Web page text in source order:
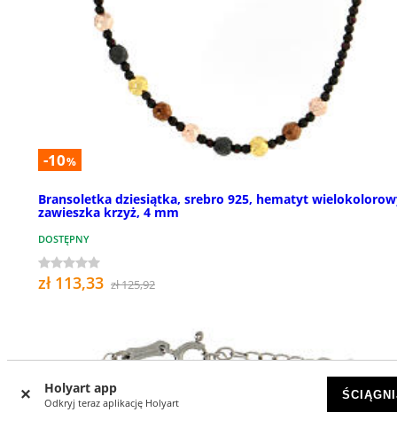
Holyart app
Odkryj teraz aplikację Holyart
-10%
Bransoletka dziesiątka, srebro 925, hematyt
zawieszka krzyż, 4 mm
DOSTĘPNY
zł 113,33 zł 125,92